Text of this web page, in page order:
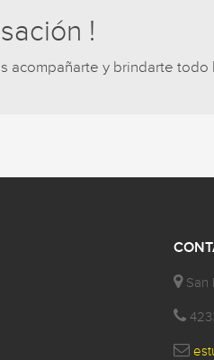
!
acompañarte y brindarte
San